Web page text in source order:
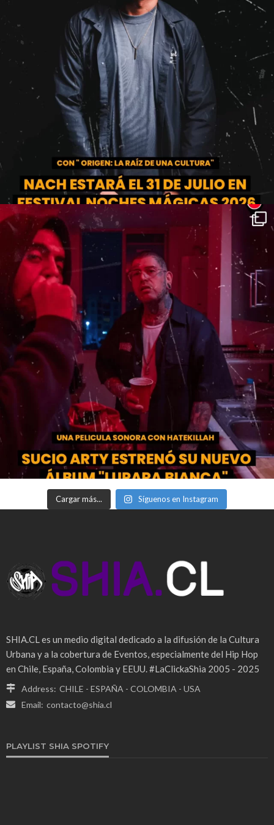
Cargar más... Síguenos en Instagram
SHIA.CL es un medio digital dedicado a la difusión de la Cultura
Urbana y a la cobertura de Eventos, especialmente del Hip Hop
en Chile, España, Colombia y EEUU. #LaClickaShia 2005 - 2025
Address: CHILE - ESPAÑA - COLOMBIA - USA
Email: contacto@shia.cl
PLAYLIST SHIA SPOTIFY